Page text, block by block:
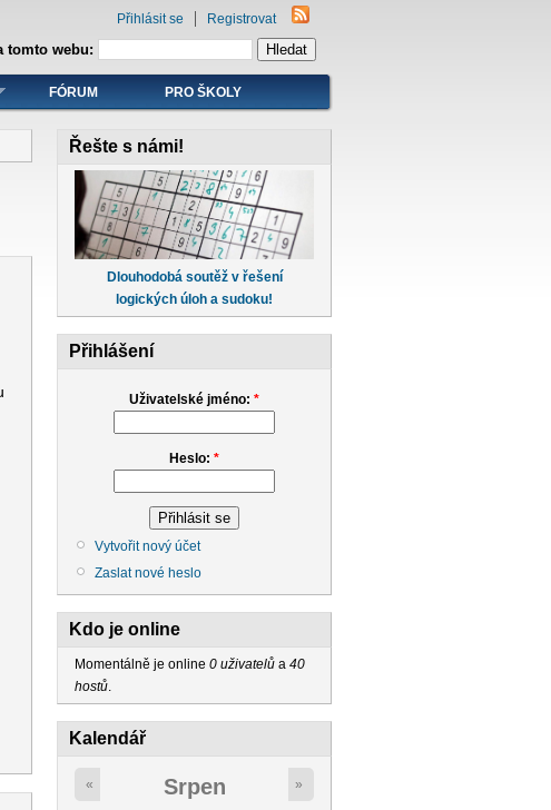
tomto webu:
Přihlásit se Registrovat
FÓRUM PRO ŠKOLY
Řešte s námi!
Dlouhodobá soutěž v řešení
logických úloh a sudoku!
Přihlášení
Uživatelské jméno: *
Heslo: *
Vytvořit nový účet
Zaslat nové heslo
Kdo je online
Momentálně je online 0 uživatelů a 40
hostů.
Kalendář
« Srpen »